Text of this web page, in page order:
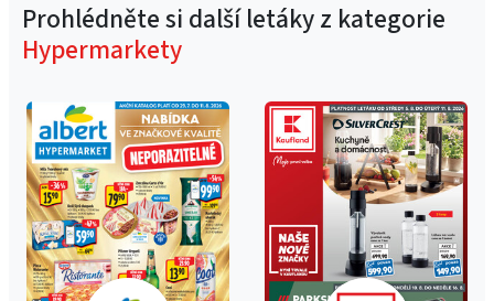
Prohlédněte si další letáky z kategorie
Hypermarkety